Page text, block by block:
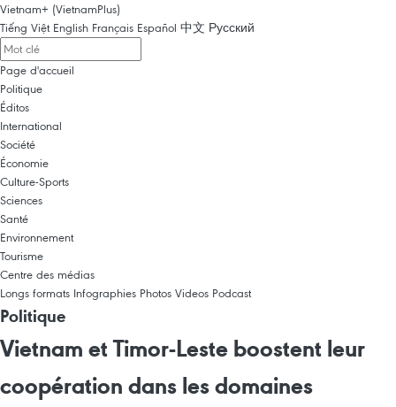
Vietnam+ (VietnamPlus)
Tiếng Việt English Français Español 中文 Русский
Page d'accueil
Politique
Éditos
International
Société
Économie
Culture-Sports
Sciences
Santé
Environnement
Tourisme
Centre des médias
Longs formats Infographies Photos Videos Podcast
Politique
Vietnam et Timor-Leste boostent leur
coopération dans les domaines